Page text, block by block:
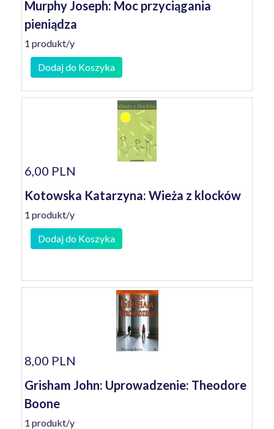
Murphy Joseph: Moc przyciągania
pieniądza
1 produkt/y
Dodaj do Koszyka
6,00 PLN
Kotowska Katarzyna: Wieża z klocków
1 produkt/y
Dodaj do Koszyka
8,00 PLN
Grisham John: Uprowadzenie: Theodore
Boone
1 produkt/y